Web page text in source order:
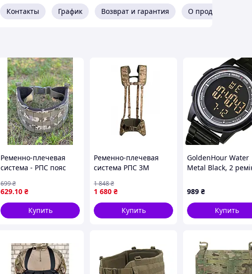
Контакты График Возврат и гарантия О продавце
Ременно-плечевая
система - РПС пояс
629.10 ₴
699₴
Купить
Ременно-плечевая
система РПС 3М
Пиксель, L/XL 4293-DS
1 680 ₴
1 848₴
Купить
GoldenHour Water
Metal Black, 2
989 ₴
Купить